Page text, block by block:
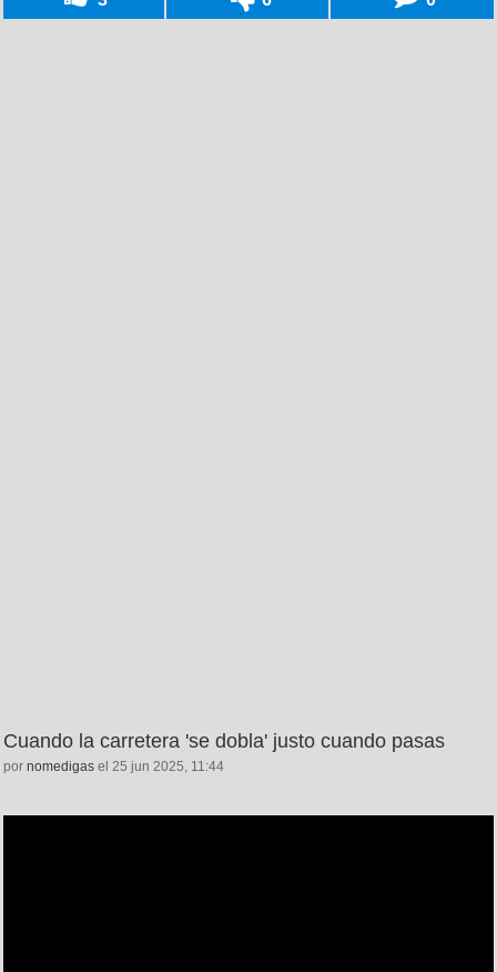
Cuando la carretera 'se dobla' justo cuando pasas
por nomedigas el 25 jun 2025, 11:44